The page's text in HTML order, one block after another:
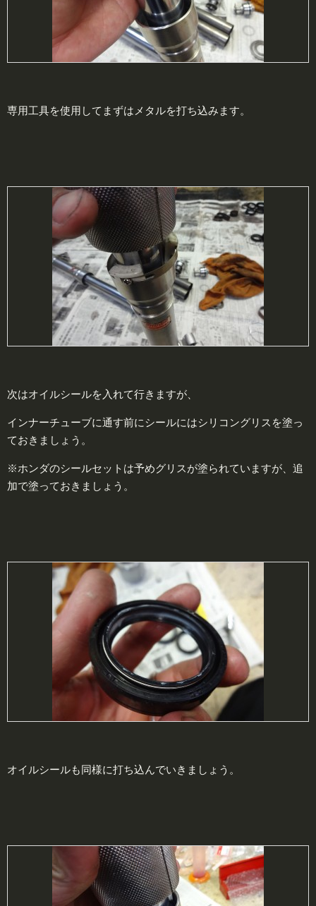
専用工具を使用してまずはメタルを打ち込みます。
次はオイルシールを入れて行きますが、
インナーチューブに通す前にシールにはシリコングリスを塗っ
ておきましょう。
※ホンダのシールセットは予めグリスが塗られていますが、追
加で塗っておきましょう。
オイルシールも同様に打ち込んでいきましょう。